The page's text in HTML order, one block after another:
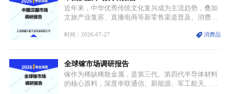
AI服务器、5G基站等高端电子终端持续传导，全产业
链生产、成本、交付均承受巨大压力。
近年来，中华优秀传统文化复兴成为主流趋势，叠加
文旅产业复苏、直播电商等新零售渠道普及、消费群
服不再局限于传统节日、古风活动等小众场景，逐步
重要载体。同时，行业标准落地、生产技术升级、原
创设计能力提升，进一步夯实产业发展根基，吸引传
统服饰品牌、文旅企业等跨界入局，市场活力持续释
时间：2026-07-27 消费品
全球镓市场调研报告
镓作为稀缺稀散金属，是第三代、第四代半导体材料
的核心原料，深度串联通信、新能源、军工航天、光